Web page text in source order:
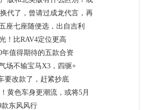
代了，曾请过成龙代言，再
座七座随便选，出自吉利
！比RAV4定位更高
年值得期待的五款合资
场不输宝马X3，四驱+
要改款了，赶紧抄底
黄色车身更潮流，或将5月
款东风风行